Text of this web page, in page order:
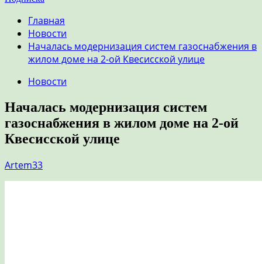
Главная
Новости
Началась модернизация систем газоснабжения в
жилом доме на 2-ой Квесисской улице
Новости
Началась модернизация систем
газоснабжения в жилом доме на 2-ой
Квесисской улице
Artem33